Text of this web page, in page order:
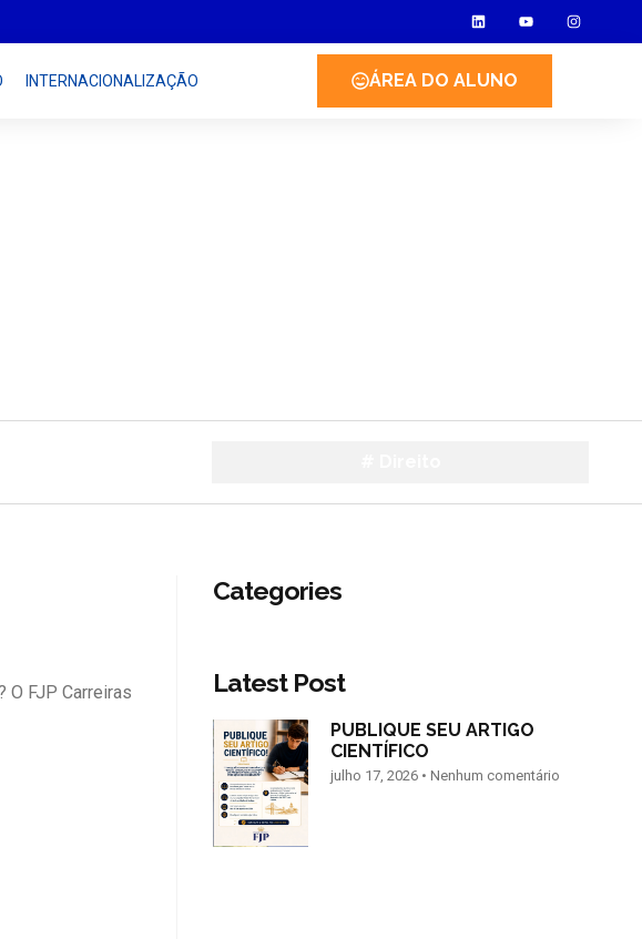
INTERNACIONALIZAÇÃO ÁREA DO ALUNO
FJP Carreiras
Categories
Latest Post
PUBLIQUE SEU ARTIGO
CIENTÍFICO
julho 17, 2026 Nenhum comentário